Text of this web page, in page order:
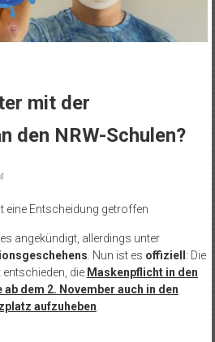
mit der
den NRW-Schulen?
Entscheidung getroffen
angekündigt, allerdings unter
. Nun ist es offiziell: Die
entschieden, die Maskenpflicht in den
dem 2. November auch in den
aufzuheben